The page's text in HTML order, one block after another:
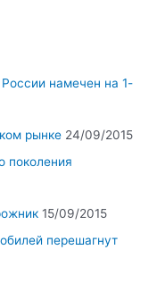
намечен на 1-
рынке 24/09/2015
поколения
15/09/2015
перешагнут